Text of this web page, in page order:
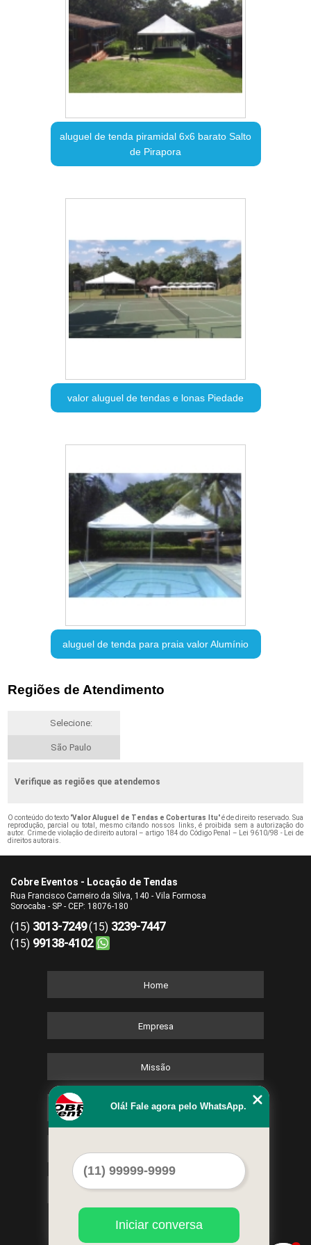
aluguel de tenda piramidal 6x6 barato Salto
de Pirapora
valor aluguel de tendas e lonas Piedade
aluguel de tenda para praia valor Alumínio
Regiões de Atendimento
Selecione:
São Paulo
Verifique as regiões que atendemos
O conteúdo do texto "Valor Aluguel de Tendas e Coberturas Itu" é de direito reservado. Sua
reprodução, parcial ou total, mesmo citando nossos links, é proibida sem a autorização do
autor. Crime de violação de direito autoral – artigo 184 do Código Penal –
Lei 9610/98 - Lei de
direitos autorais
Cobre Eventos - Locação de Tendas
Rua Francisco Carneiro da Silva, 140 - Vila Formosa
Sorocaba - SP - CEP: 18076-180
(15) 3013-7249(15) 3239-7447
(15) 99138-4102
Home
Empresa
Missão
Serviços
Mapa do site
Olá! Fale agora pelo WhatsApp.
Iniciar conversa